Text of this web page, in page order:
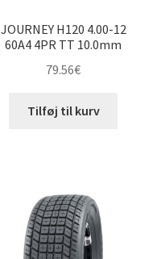
JOURNEY H120 4.00-12
60A4 4PR TT 10.0mm
79.56€
Tilføj til kurv